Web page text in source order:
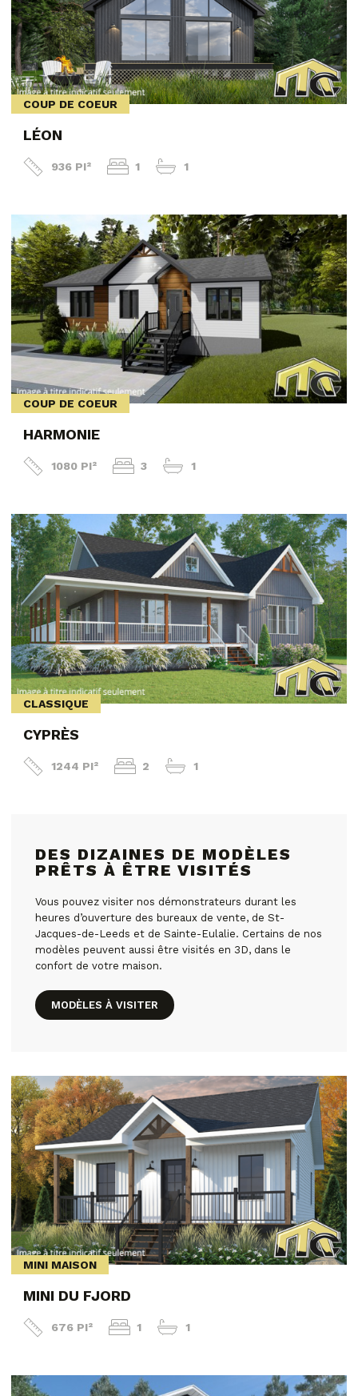
COUP DE COEUR
LÉON
936 PI² 1 1
COUP DE COEUR
HARMONIE
1080 PI² 3 1
CLASSIQUE
CYPRÈS
1244 PI² 2 1
DES DIZAINES DE MODÈLES
PRÊTS À ÊTRE VISITÉS
Vous pouvez visiter nos démonstrateurs durant les
heures d’ouverture des bureaux de vente, de St-
Jacques-de-Leeds et de Sainte-Eulalie. Certains de nos
modèles peuvent aussi être visités en 3D, dans le
confort de votre maison.
MODÈLES À VISITER
MINI MAISON
MINI DU FJORD
676 PI² 1 1